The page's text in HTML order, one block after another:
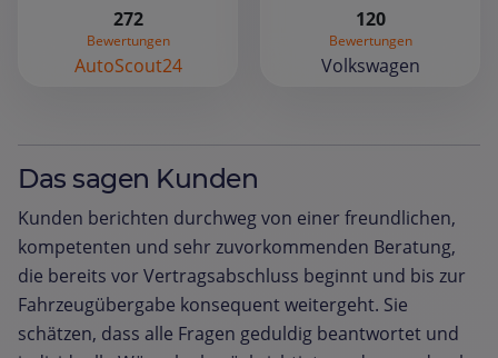
272
Bewertungen
AutoScout24
120
Bewertungen
Volkswagen
Das sagen Kunden
Kunden berichten durchweg von einer freundlichen,
kompetenten und sehr zuvorkommenden Beratung,
die bereits vor Vertragsabschluss beginnt und bis zur
Fahrzeugübergabe konsequent weitergeht. Sie
schätzen, dass alle Fragen geduldig beantwortet und